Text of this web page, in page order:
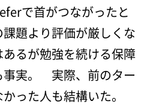
で首がつながったと
題より評価が厳しくな
るが勉強を続ける保障
事実。 実際、前のター
った人も結構いた。